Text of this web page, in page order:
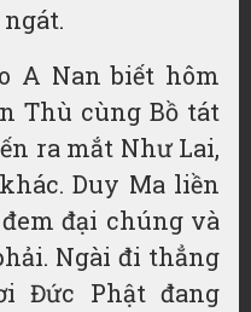
A Nan biết hôm
Thù cùng Bồ tát
ra mắt Như Lai,
Duy Ma liền
đại chúng và
Ngài đi thẳng
Đức Phật đang